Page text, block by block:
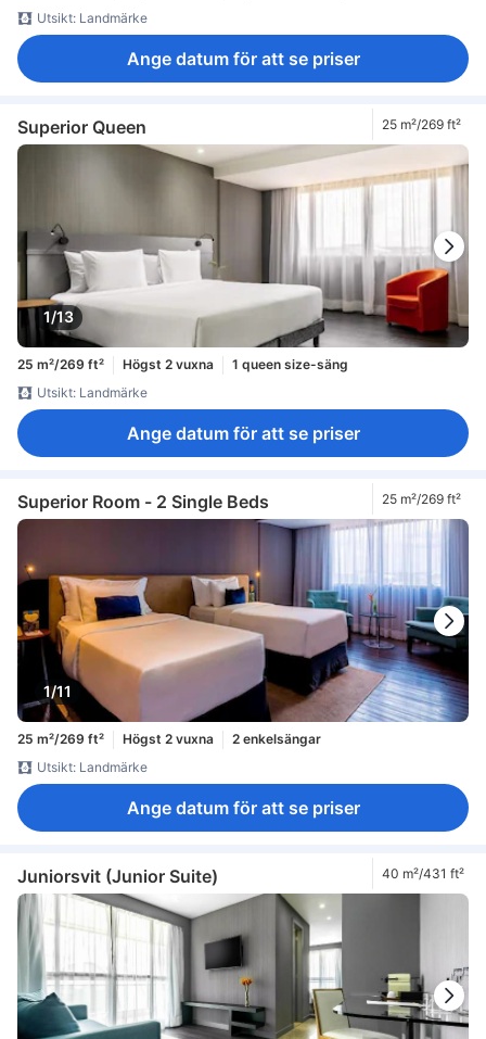
Utsikt: Landmärke
Ange datum för att se priser
Superior Queen 25 m²/269 ft²
1/13
25 m²/269 ft² Högst 2 vuxna
1 queen size-säng
Utsikt: Landmärke
Ange datum för att se priser
Superior Room - 2 Single Beds 25 m²/269 ft²
1/11
25 m²/269 ft² Högst 2 vuxna
2 enkelsängar
Utsikt: Landmärke
Ange datum för att se priser
Juniorsvit (Junior Suite) 40 m²/431 ft²